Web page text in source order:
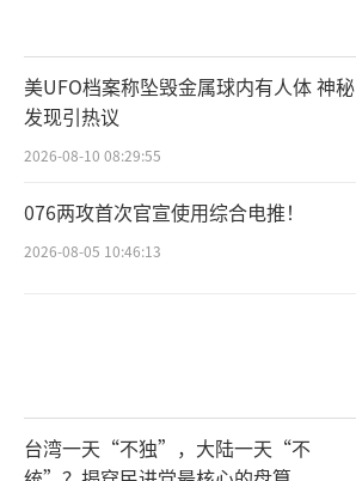
美UFO档案称坠毁金属球内有人体 神秘
发现引热议
2026-08-10 08:29:55
076两攻首次官宣使用综合电推！
2026-08-05 10:46:13
台湾一天“不独”，大陆一天“不